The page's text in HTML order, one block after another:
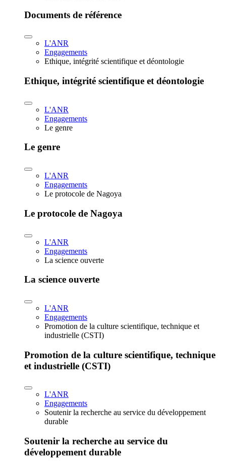
Documents de référence
L'ANR
Engagements
Ethique, intégrité scientifique et déontologie
Ethique, intégrité scientifique et déontologie
L'ANR
Engagements
Le genre
Le genre
L'ANR
Engagements
Le protocole de Nagoya
Le protocole de Nagoya
L'ANR
Engagements
La science ouverte
La science ouverte
L'ANR
Engagements
Promotion de la culture scientifique, technique et
industrielle (CSTI)
Promotion de la culture scientifique, technique
et industrielle (CSTI)
L'ANR
Engagements
Soutenir la recherche au service du développement
durable
Soutenir la recherche au service du
développement durable